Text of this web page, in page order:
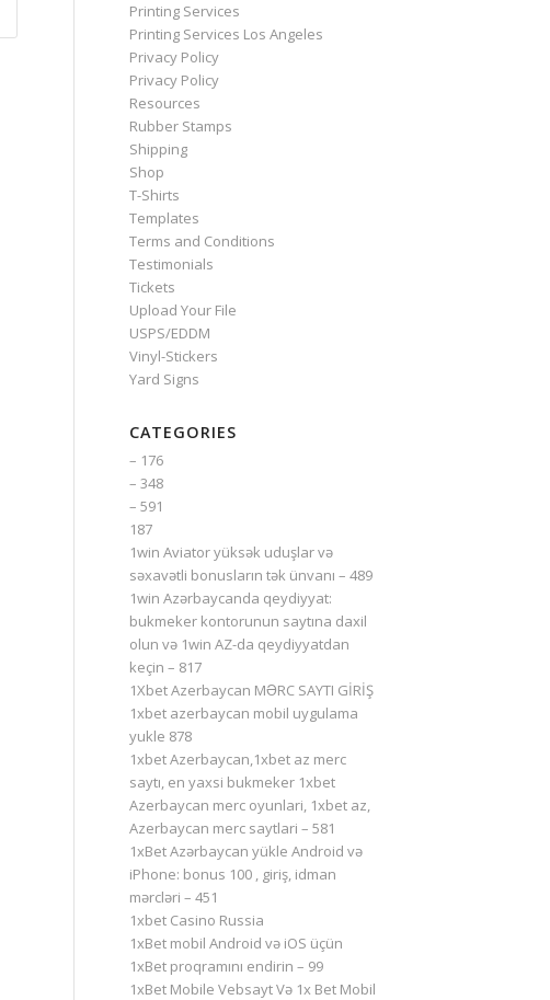
Printing Services
Printing Services Los Angeles
Privacy Policy
Privacy Policy
Resources
Rubber Stamps
Shipping
Shop
T-Shirts
Templates
Terms and Conditions
Testimonials
Tickets
Upload Your File
USPS/EDDM
Vinyl-Stickers
Yard Signs
CATEGORIES
– 176
– 348
– 591
187
1win Aviator yüksək uduşlar və
səxavətli bonusların tək ünvanı – 489
1win Azərbaycanda qeydiyyat:
bukmeker kontorunun saytına daxil
olun və 1win AZ-da qeydiyyatdan
keçin – 817
1Xbet Azerbaycan MƏRC SAYTI GİRİŞ
1xbet azerbaycan mobil uygulama
yukle 878
1xbet Azerbaycan,1xbet az merc
saytı, en yaxsi bukmeker 1xbet
Azerbaycan merc oyunlari, 1xbet az,
Azerbaycan merc saytlari – 581
1xBet Azərbaycan yükle Android və
iPhone: bonus 100 , giriş, idman
mərcləri – 451
1xbet Casino Russia
1xBet mobil Android və iOS üçün
1xBet proqramını endirin – 99
1xBet Mobile Vebsayt Və 1x Bet Mobil